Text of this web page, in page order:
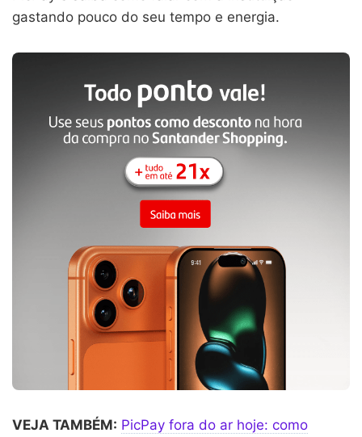
gastando pouco do seu tempo e energia.
VEJA TAMBÉM: PicPay fora do ar hoje: como